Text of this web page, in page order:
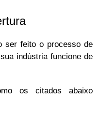
ser feito o processo de
indústria funcione de
os citados abaixo